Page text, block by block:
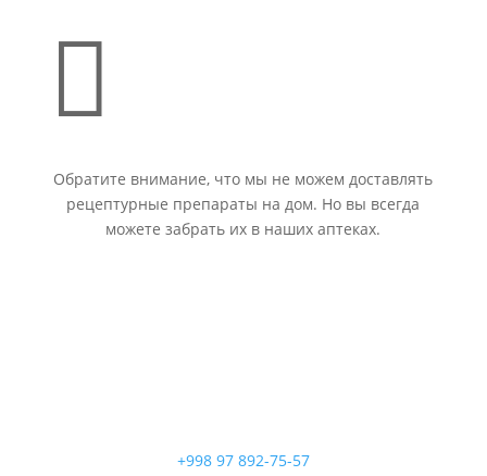

Обратите внимание, что мы не можем доставлять
рецептурные препараты на дом. Но вы всегда
можете забрать их в наших аптеках.
+998 97 892-75-57